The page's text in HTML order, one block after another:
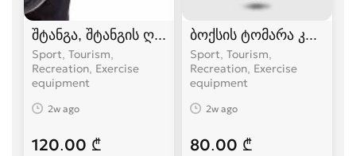
შტანგა, შტანგის ღერძი
Sport, Tourism,
Recreation, Exercise
equipment
2w ago
120.00 ₾
ბოქსის ტომარა კრივის
Sport, Tourism,
Recreation, Exercise
equipment
2w ago
80.00 ₾